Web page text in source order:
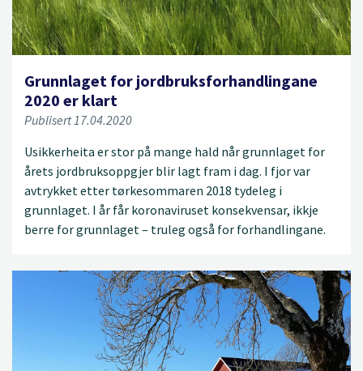
Grunnlaget for jordbruksforhandlingane
2020 er klart
Publisert 17.04.2020
Usikkerheita er stor på mange hald når grunnlaget for
årets jordbruksoppgjer blir lagt fram i dag. I fjor var
avtrykket etter tørkesommaren 2018 tydeleg i
grunnlaget. I år får koronaviruset konsekvensar, ikkje
berre for grunnlaget – truleg også for forhandlingane.